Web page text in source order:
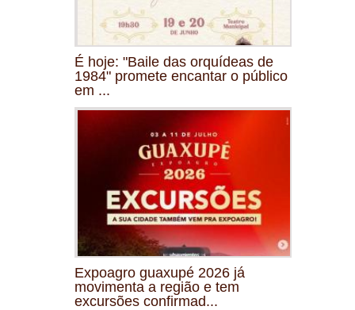
É hoje: "Baile das orquídeas de
1984" promete encantar o público
em ...
Expoagro guaxupé 2026 já
movimenta a região e tem
excursões confirmad...